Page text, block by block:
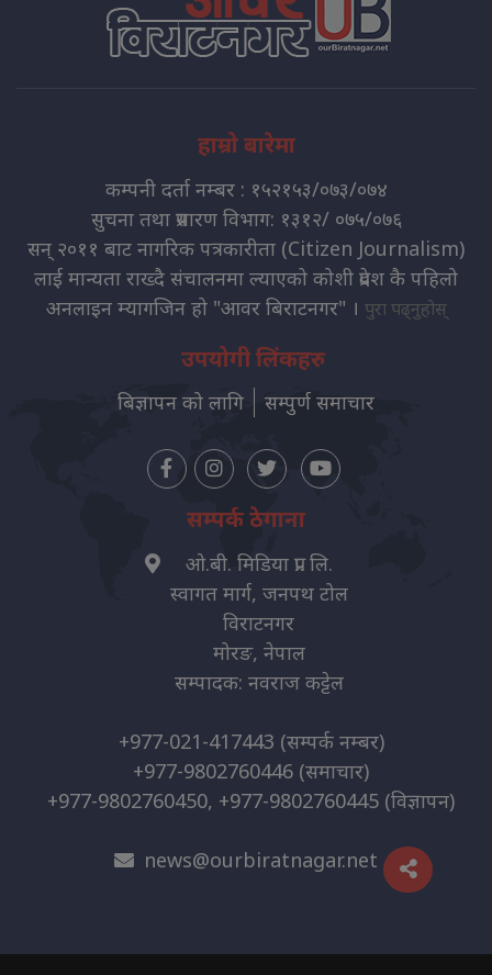
हाम्रो बारेमा
कम्पनी दर्ता नम्बर : १५२१५३/०७३/०७४
सुचना तथा प्रसारण विभाग: १३१२/ ०७५/०७६
सन् २०११ बाट नागरिक पत्रकारीता (Citizen Journalism)
लाई मान्यता राख्दै संचालनमा ल्याएको कोशी प्रदेश कै पहिलो
अनलाइन म्यागजिन हो "आवर बिराटनगर" । पुरा पढ्नुहोस्
उपयोगी लिंकहरु
बिज्ञापन को लागि सम्पुर्ण समाचार
सम्पर्क ठेगाना
ओ.बी. मिडिया प्रा. लि.
स्वागत मार्ग, जनपथ टोल
विराटनगर
मोरङ, नेपाल
सम्पादक: नवराज कट्टेल
+977-021-417443 (सम्पर्क नम्बर)
+977-9802760446 (समाचार)
+977-9802760450, +977-9802760445 (विज्ञापन)
news@ourbiratnagar.net